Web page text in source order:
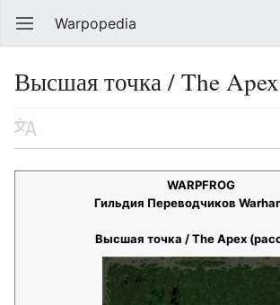
Warpopedia
Высшая точка / The Apex
WARPFROG
Гильдия Переводчиков
Высшая точка / The Apex